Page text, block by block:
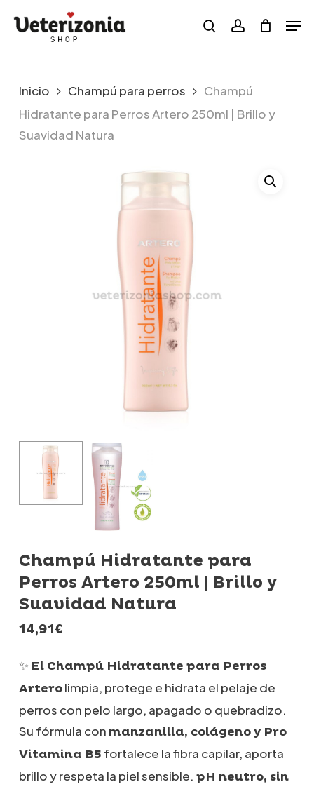
searchaccount
Inicio Champú para perros
Champú
Hidratante para Perros Artero 250ml | Brillo y
Suavidad Natura
Champú Hidratante para
Perros Artero 250ml | Brillo y
Suavidad Natura
14,91€
✨ El Champú Hidratante para Perros
Arterolimpia, protege e hidrata el pelaje de
perros con pelo largo, apagado o quebradizo.
Su fórmula con manzanilla, colágeno y Pro
Vitamina B5 fortalece la fibra capilar, aporta
brillo y respeta la piel sensible. pH neutro, sin